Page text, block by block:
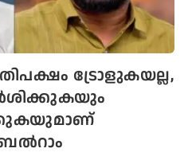
ട്രോളുകയല്ല,
ബല്‍റാം